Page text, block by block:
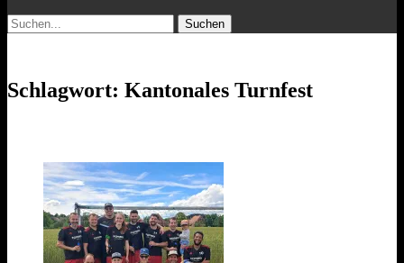
Suchen
Suchen
nach:
Schlagwort: Kantonales Turnfest